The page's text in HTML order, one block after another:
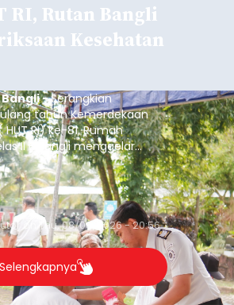
RI, Rutan Bangli
Kesehatan
-Serangkian
tahun Kemerdekaan
RI) ke-81, Rumah
II B Bangli menggelar
kesehatan gratis, Rabu
Thu, 08/06/2026 - 20:56